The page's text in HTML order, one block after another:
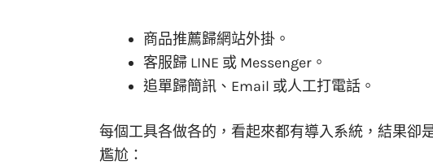
商品推薦歸網站外掛。
客服歸 LINE 或 Messenger。
追單歸簡訊、Email 或人工打電話。
每個工具各做各的，看起來都有導入系統，結果卻
尷尬：